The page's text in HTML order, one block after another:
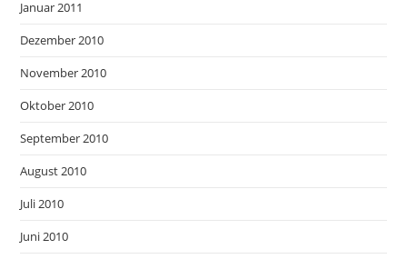
Januar 2011
Dezember 2010
November 2010
Oktober 2010
September 2010
August 2010
Juli 2010
Juni 2010